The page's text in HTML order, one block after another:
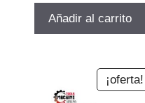
era:
Añadir al carrito
¡oferta!